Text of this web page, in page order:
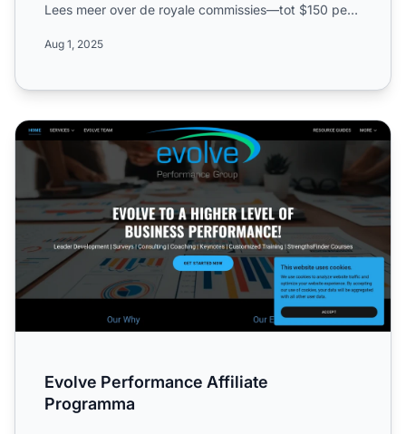
Lees meer over de royale commissies—tot $150 per
Aug 1, 2025
Evolve Performance Affiliate Programma
Evolve Performance Affiliate
Programma